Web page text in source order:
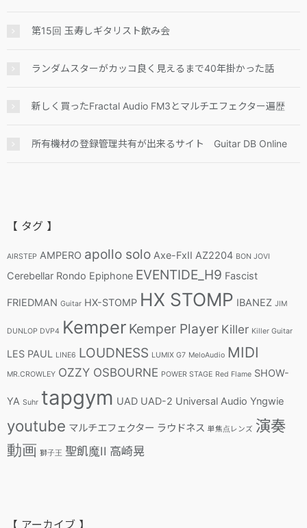
第15回 玉寿しギタリスト飲み会
ランダムスターがカッコ良く見えるまで40年掛かった話
新しく買ったFractal Audio FM3とマルチエフェクター遍歴
所有機材の登録管理共有が出来るサイト Guitar DB Online
【 タグ 】
AIRSTEP AMPERO apollo solo Axe-FxII AZ2204 BON JOVI
Cerebellar Rondo Epiphone EVENTIDE_H9 Fascist
FRIEDMAN Guitar HX-STOMP HX STOMP IBANEZ JIM
DUNLOP DVP4 Kemper Kemper Player Killer Killer Guitar
LES PAUL LINE6 LOUDNESS LUMIX G7 MeloAudio MIDI
MR.CROWLEY OZZY OSBOURNE POWER STAGE Red Flame SHOW-
YA Suhr tapgym UAD UAD-2 Universal Audio Yngwie
youtube マルチエフェクター ラウドネス 単焦点レンズ 演奏
動画 獅子王 聖飢魔II 高崎晃
【 アーカイブ 】